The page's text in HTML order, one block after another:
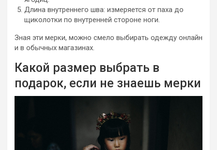
Длина внутреннего шва: измеряется от паха до
щиколотки по внутренней стороне ноги.
Зная эти мерки, можно смело выбирать одежду онлайн
и в обычных магазинах.
Какой размер выбрать в
подарок, если не знаешь мерки